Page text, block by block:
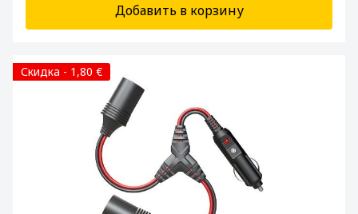
Добавить в корзину
Скидка - 1,80 €